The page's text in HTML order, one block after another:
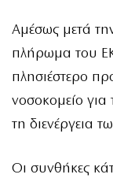
Αμέσως μετά
πλήρωμα του
πλησιέστερο
νοσοκομείο για
τη διενέργεια
Οι συνθήκες